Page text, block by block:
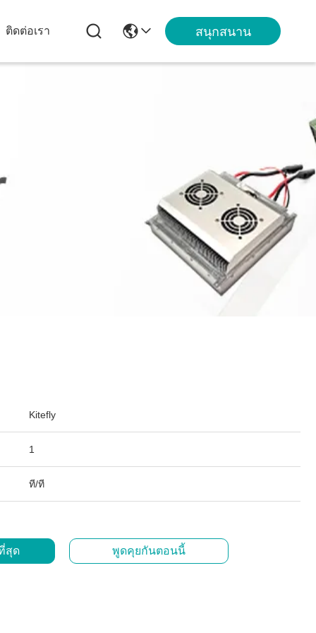
ติดต่อเรา สนุกสนาน
Kitefly
1
ที/ที
สุด พูดคุยกันตอนนี้